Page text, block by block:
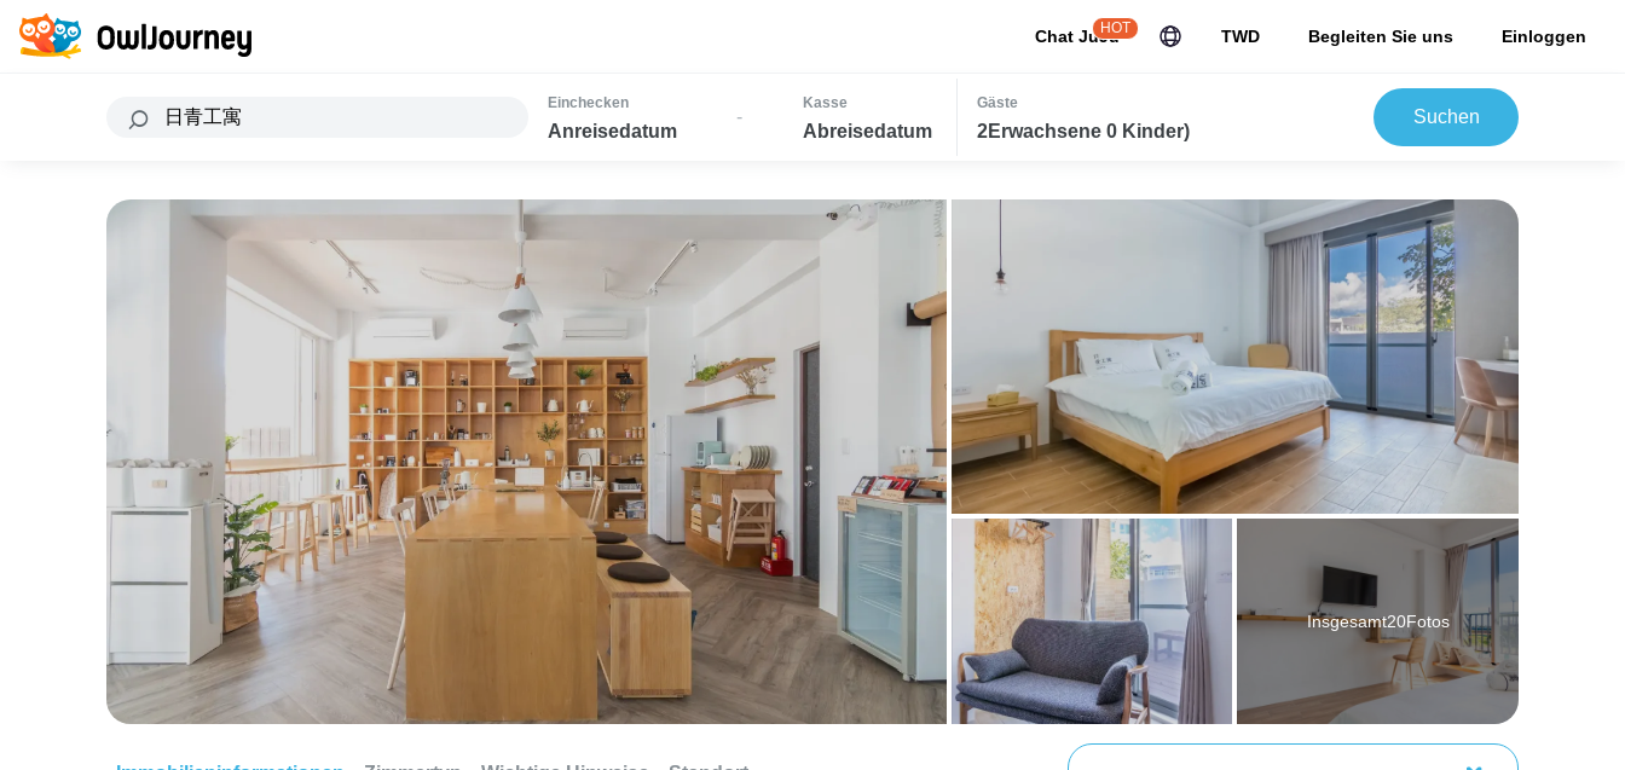
Chat JuJu
HOT TWD Begleiten Sie uns Einloggen
Einchecken
Anreisedatum
-
Kasse
Abreisedatum
Gäste
2Erwachsene 0 Kinder)
Suchen
Insgesamt20Fotos